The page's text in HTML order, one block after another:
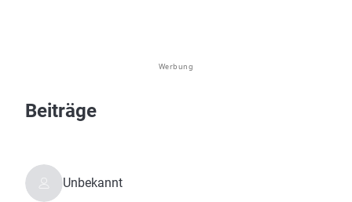
Werbung
Beiträge
Unbekannt